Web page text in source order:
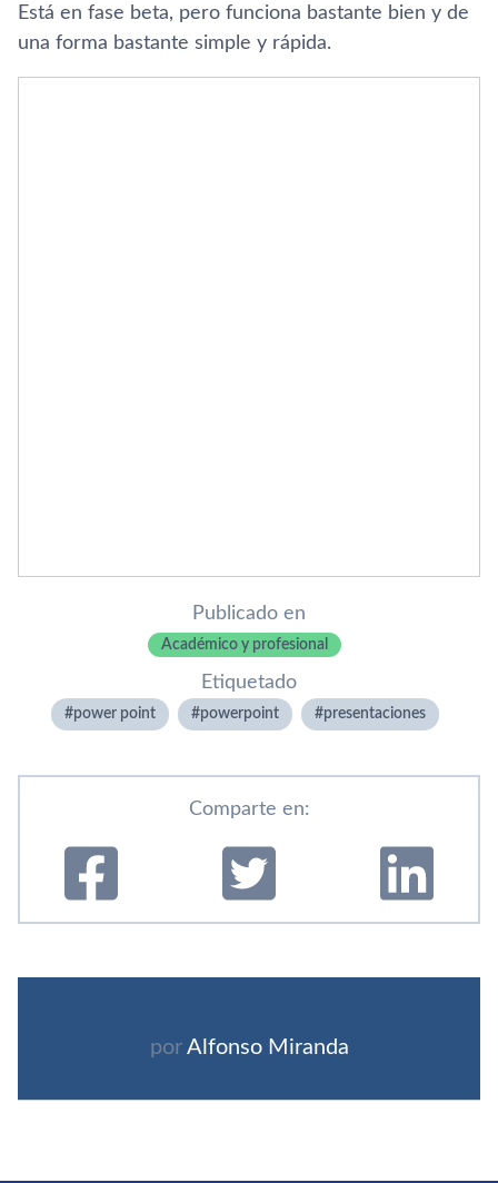
Está en fase beta, pero funciona bastante bien y de
una forma bastante simple y rápida.
Publicado en
Académico y profesional
Etiquetado
power point powerpoint presentaciones
Comparte en:
por Alfonso Miranda